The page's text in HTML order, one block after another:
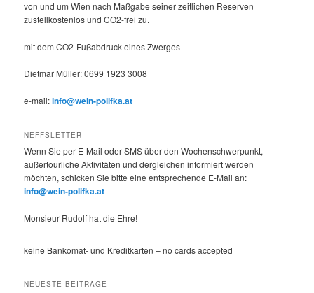
von und um Wien nach Maßgabe seiner zeitlichen Reserven
zustellkostenlos und CO2-frei zu.
mit dem CO2-Fußabdruck eines Zwerges
Dietmar Müller: 0699 1923 3008
e-mail:info@wein-polifka.at
NEFFSLETTER
Wenn Sie per E-Mail oder SMS über den Wochenschwerpunkt,
außertourliche Aktivitäten und dergleichen informiert werden
möchten, schicken Sie bitte eine entsprechende E-Mail an:
info@wein-polifka.at
Monsieur Rudolf hat die Ehre!
keine Bankomat- und Kreditkarten – no cards accepted
NEUESTE BEITRÄGE